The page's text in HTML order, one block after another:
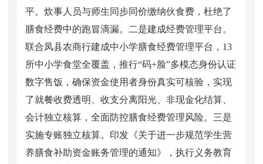
平。炊事人员与师生同步同价缴纳伙食费，杜绝了
膳食经费中的跑冒滴漏。二是建成经费管理平台。
联合凤县农商行建成中小学膳食经费管理平台，13
所中小学食堂全覆盖，推行“码+脸”多模态身份认证
数字售饭，确保资金使用者身份真实可核验，实现
了就餐收费透明、收支分离阳光、非现金化结算、
会计独立核算，全面防控膳食经费管理风险。三是
实施专账独立核算。印发《关于进一步规范学生营
养膳食补助资金账务管理的通知》，执行义务教育